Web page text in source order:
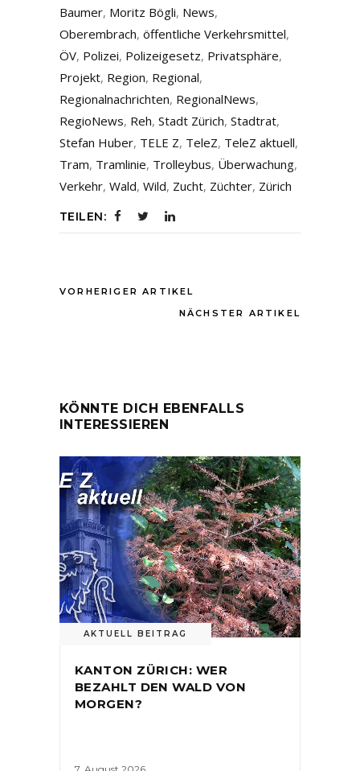
Baumer, Moritz Bögli, News,
Oberembrach, öffentliche Verkehrsmittel,
ÖV, Polizei, Polizeigesetz, Privatsphäre,
Projekt, Region, Regional,
Regionalnachrichten, RegionalNews,
RegioNews, Reh, Stadt Zürich, Stadtrat,
Stefan Huber, TELE Z, TeleZ, TeleZ aktuell,
Tram, Tramlinie, Trolleybus, Überwachung,
Verkehr, Wald, Wild, Zucht, Züchter, Zürich
TEILEN:
VORHERIGER ARTIKEL
NÄCHSTER ARTIKEL
KÖNNTE DICH EBENFALLS
INTERESSIEREN
AKTUELL BEITRAG
KANTON ZÜRICH: WER
BEZAHLT DEN WALD VON
MORGEN?